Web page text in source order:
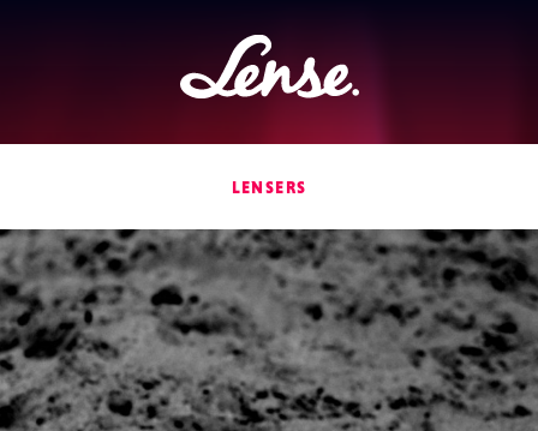
Lense
LENSERS